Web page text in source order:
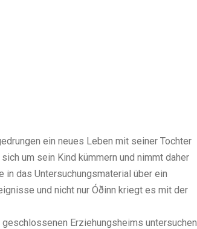
ein neues Leben mit seiner Tochter
um sein Kind kümmern und nimmt daher
in das Untersuchungsmaterial über ein
und nicht nur Óðinn kriegt es mit der
Erziehungsheims untersuchen.